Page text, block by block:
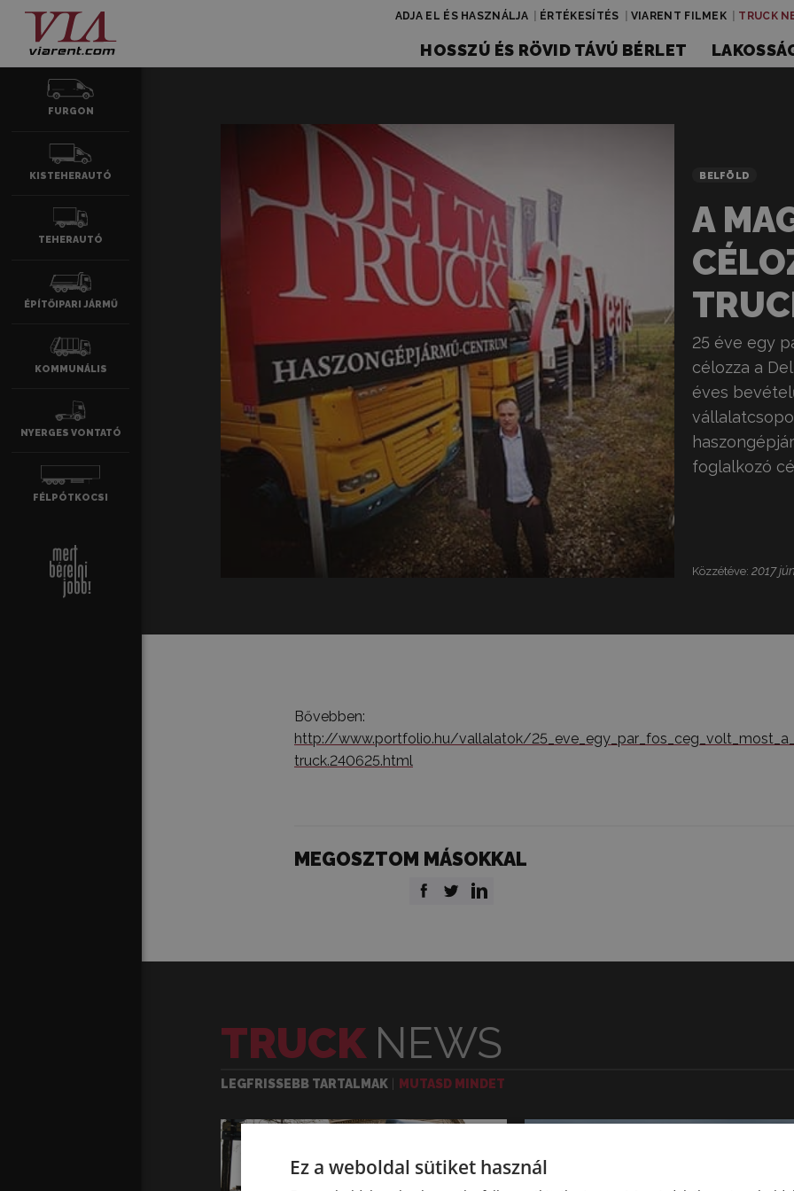
HOSSZÚ ÉS RÖVID TÁVÚ BÉRLET
ADJA EL ÉS HASZNÁLJA ÉRTÉKESÍTÉS VIARENT FILMEK TRUCK
BELFÖLD
A
25 éve egy
célozza a
éves
foglalkozó
Közzétéve:2017
Bővebben:
http://www.portfolio.hu/vallalatok/
truck.240625.html
MEGOSZTOM MÁSOKKAL
TRUCK NEWS
LEGFRISSEBB TARTALMAK MUTASD MINDET
FURGON
KISTEHERAUTÓ
TEHERAUTÓ
ÉPÍTŐIPARI JÁRMŰ
KOMMUNÁLIS
NYERGES VONTATÓ
FÉLPÓTKO­CSI
Ez a weboldal sütiket használ